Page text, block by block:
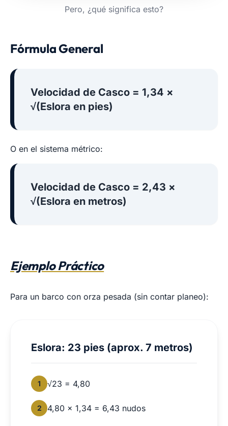
Pero, ¿qué significa esto?
Fórmula General
Velocidad de Casco = 1,34 ×
√(Eslora en pies)
O en el sistema métrico:
Velocidad de Casco = 2,43 ×
√(Eslora en metros)
Ejemplo Práctico
Para un barco con orza pesada (sin contar planeo):
Eslora: 23 pies (aprox. 7 metros)
1 √23 = 4,80
2 4,80 × 1,34 = 6,43 nudos